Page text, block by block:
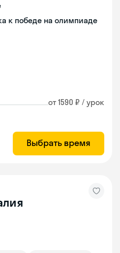
к победе на олимпиаде
от 1590 ₽ / урок
Выбрать время